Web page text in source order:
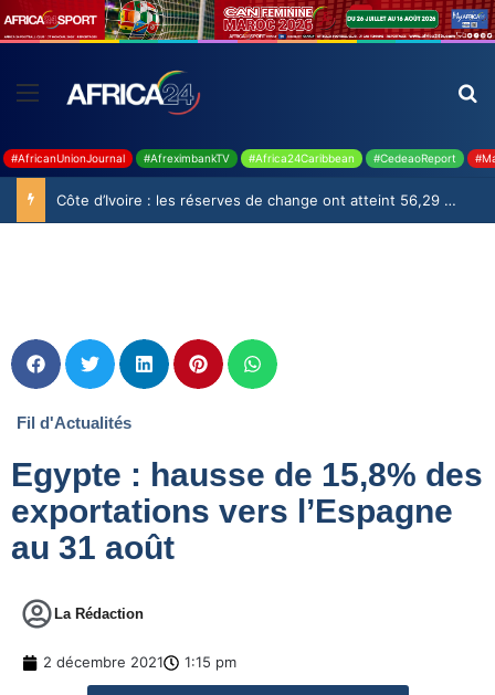
#AfricanUnionJournal #AfreximbankTV #Africa24Caribbean #CedeaoReport
Côte d’Ivoire : les réserves de change ont atteint 56,29 milliards USD en juillet
Fil d'Actualités
Egypte : hausse de 15,8% des
exportations vers l’Espagne
au 31 août
La Rédaction
2 décembre 2021 1:15 pm